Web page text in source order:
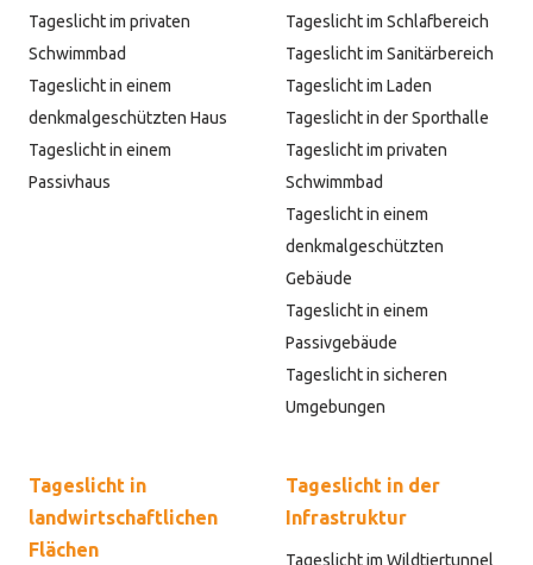
Tageslicht im privaten
Schwimmbad
Tageslicht in einem
denkmalgeschützten Haus
Tageslicht in einem
Passivhaus
Tageslicht im Schlafbereich
Tageslicht im Sanitärbereich
Tageslicht im Laden
Tageslicht in der Sporthalle
Tageslicht im privaten
Schwimmbad
Tageslicht in einem
denkmalgeschützten
Gebäude
Tageslicht in einem
Passivgebäude
Tageslicht in sicheren
Umgebungen
Tageslicht in
landwirtschaftlichen
Flächen
Tageslicht in der
Infrastruktur
Tageslicht im Wildtiertunnel